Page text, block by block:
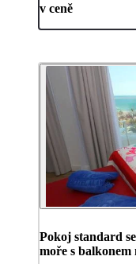
v ceně
Pokoj standard
moře s balkonem